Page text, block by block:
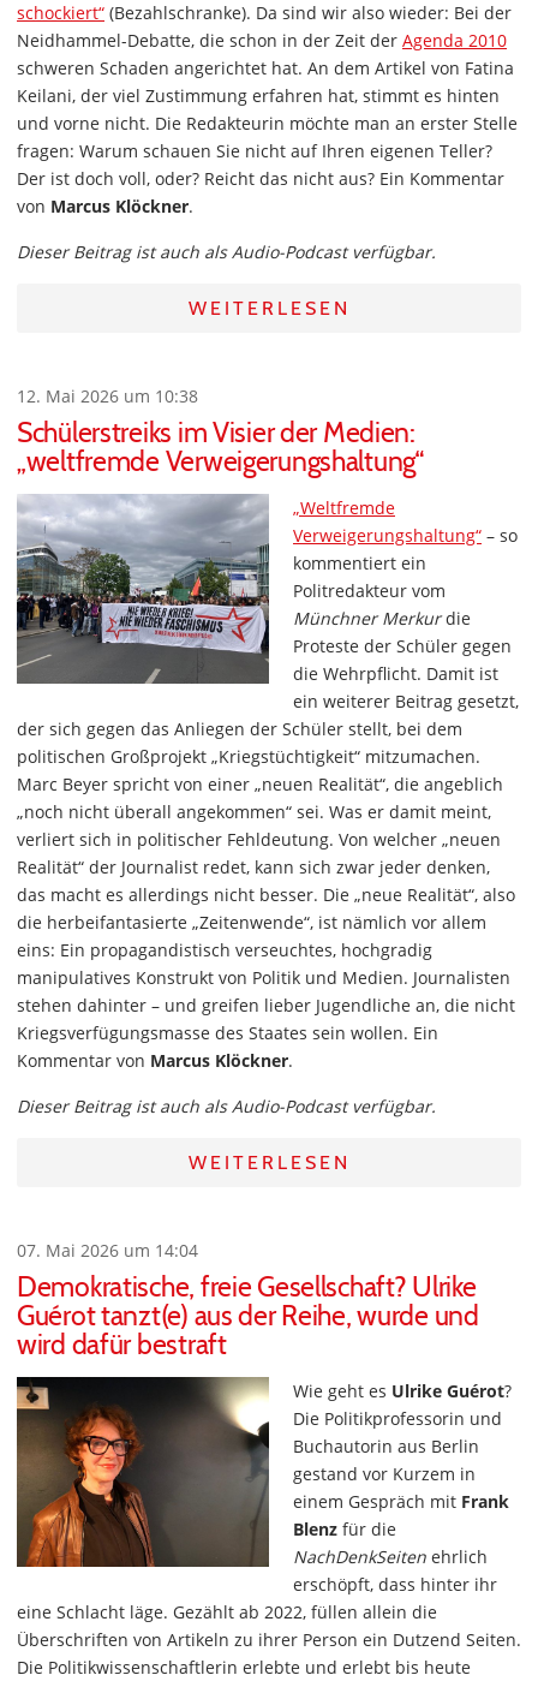
schockiert“ (Bezahlschranke). Da sind wir also wieder: Bei der
Neidhammel-Debatte, die schon in der Zeit der Agenda 2010
schweren Schaden angerichtet hat. An dem Artikel von Fatina
Keilani, der viel Zustimmung erfahren hat, stimmt es hinten
und vorne nicht. Die Redakteurin möchte man an erster Stelle
fragen: Warum schauen Sie nicht auf Ihren eigenen Teller?
Der ist doch voll, oder? Reicht das nicht aus? Ein Kommentar
von Marcus Klöckner.
Dieser Beitrag ist auch als Audio-Podcast verfügbar.
WEITERLESEN
12. Mai 2026 um 10:38
Schülerstreiks im Visier der Medien:
„weltfremde Verweigerungshaltung“
„Weltfremde
Verweigerungshaltung“ – so
kommentiert ein
Politredakteur vom
Münchner Merkurdie
Proteste der Schüler gegen
die Wehrpflicht. Damit ist
ein weiterer Beitrag gesetzt,
der sich gegen das Anliegen der Schüler stellt, bei dem
politischen Großprojekt „Kriegstüchtigkeit“ mitzumachen.
Marc Beyer spricht von einer „neuen Realität“, die angeblich
„noch nicht überall angekommen“ sei. Was er damit meint,
verliert sich in politischer Fehldeutung. Von welcher „neuen
Realität“ der Journalist redet, kann sich zwar jeder denken,
das macht es allerdings nicht besser. Die „neue Realität“, also
die herbeifantasierte „Zeitenwende“, ist nämlich vor allem
eins: Ein propagandistisch verseuchtes, hochgradig
manipulatives Konstrukt von Politik und Medien. Journalisten
stehen dahinter – und greifen lieber Jugendliche an, die nicht
Kriegsverfügungsmasse des Staates sein wollen. Ein
Kommentar von Marcus Klöckner.
Dieser Beitrag ist auch als Audio-Podcast verfügbar.
WEITERLESEN
07. Mai 2026 um 14:04
Demokratische, freie Gesellschaft? Ulrike
Guérot tanzt(e) aus der Reihe, wurde und
wird dafür bestraft
Wie geht es Ulrike Guérot?
Die Politikprofessorin und
Buchautorin aus Berlin
gestand vor Kurzem in
einem Gespräch mit Frank
Blenz für die
NachDenkSeiten ehrlich
erschöpft, dass hinter ihr
eine Schlacht läge. Gezählt ab 2022, füllen allein die
Überschriften von Artikeln zu ihrer Person ein Dutzend Seiten.
Die Politikwissenschaftlerin erlebte und erlebt bis heute